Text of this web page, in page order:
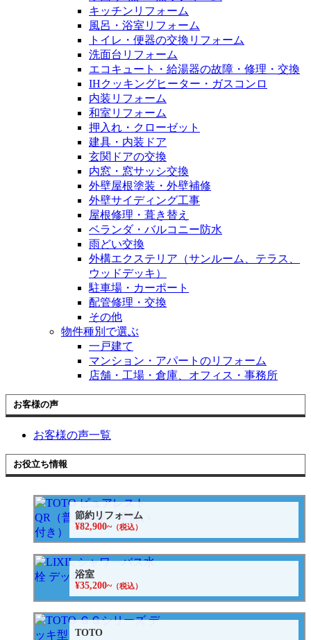
キッチンリフォーム
風呂・浴室リフォーム
トイレ・便器の交換リフォーム
洗面台リフォーム
エコキュート・給湯器の故障・修理・交換
IHクッキングヒーター・ガスコンロ
内装リフォーム
和室リフォーム
押入れ・クローゼット
建具・内装ドア
玄関ドアの交換
内窓・窓サッシ交換
外壁屋根塗装・外壁補修
外壁サイディング工事
屋根修理・葺き替え
ベランダ・バルコニー防水
雨どい交換
外構エクステリア（サンルーム、テラス、
ウッドデッキ）
駐車場・カーポート
配管修理・交換
その他
物件種別で選ぶ
一戸建て
マンション・アパートのリフォーム
店舗・工場・倉庫、オフィス・事務所
お客様の声
お客様の声一覧
お役立ち情報
節約リフォーム
¥82,900~（税込）
浴室
¥35,200~（税込）
TOTO